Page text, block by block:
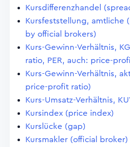
Kursdifferenzhandel
Kursfeststellung, amtliche
by official brokers)
Kurs-Gewinn-Verhältnis,
ratio, PER, auch: price-
Kurs-Gewinn-Verhältnis,
price-profit ratio)
Kurs-Umsatz-Verhältnis,
Kursindex (price index)
Kurslücke (gap)
Kursmakler (official broker)